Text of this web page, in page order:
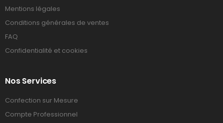
Mentions légales
Conditions générales de ventes
FAQ
Confidentialité et cookies
Nos Services
Confection sur Mesure
Compte Professionnel